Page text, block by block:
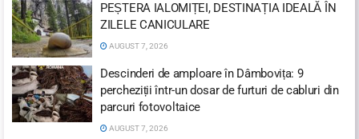
PEȘTERA IALOMIȚEI, DESTINAȚIA IDEALĂ ÎN
ZILELE CANICULARE
AUGUST 7, 2026
Descinderi de amploare în Dâmbovița: 9
percheziții într-un dosar de furturi de cabluri din
parcuri fotovoltaice
AUGUST 7, 2026